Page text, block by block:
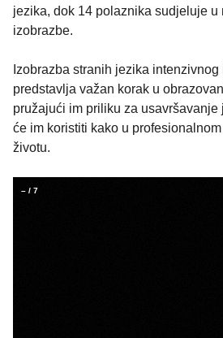
jezika, dok 14 polaznika sudjeluje u
izobrazbe.
Izobrazba stranih jezika
predstavlja važan korak u
pružajući im priliku za
će im koristiti kako u
životu.
– / 7